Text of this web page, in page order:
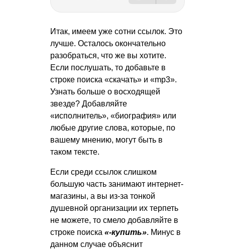
Итак, имеем уже сотни ссылок. Это
лучше. Осталось окончательно
разобраться, что же вы хотите.
Если послушать, то добавьте в
строке поиска «скачать» и «mp3».
Узнать больше о восходящей
звезде? Добавляйте
«исполнитель», «биография» или
любые другие слова, которые, по
вашему мнению, могут быть в
таком тексте.
Если среди ссылок слишком
большую часть занимают интернет-
магазины, а вы из-за тонкой
душевной организации их терпеть
не можете, то смело добавляйте в
строке поиска «-купить». Минус в
данном случае объяснит